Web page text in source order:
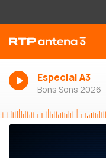
Especial A3
Bons Sons 2026